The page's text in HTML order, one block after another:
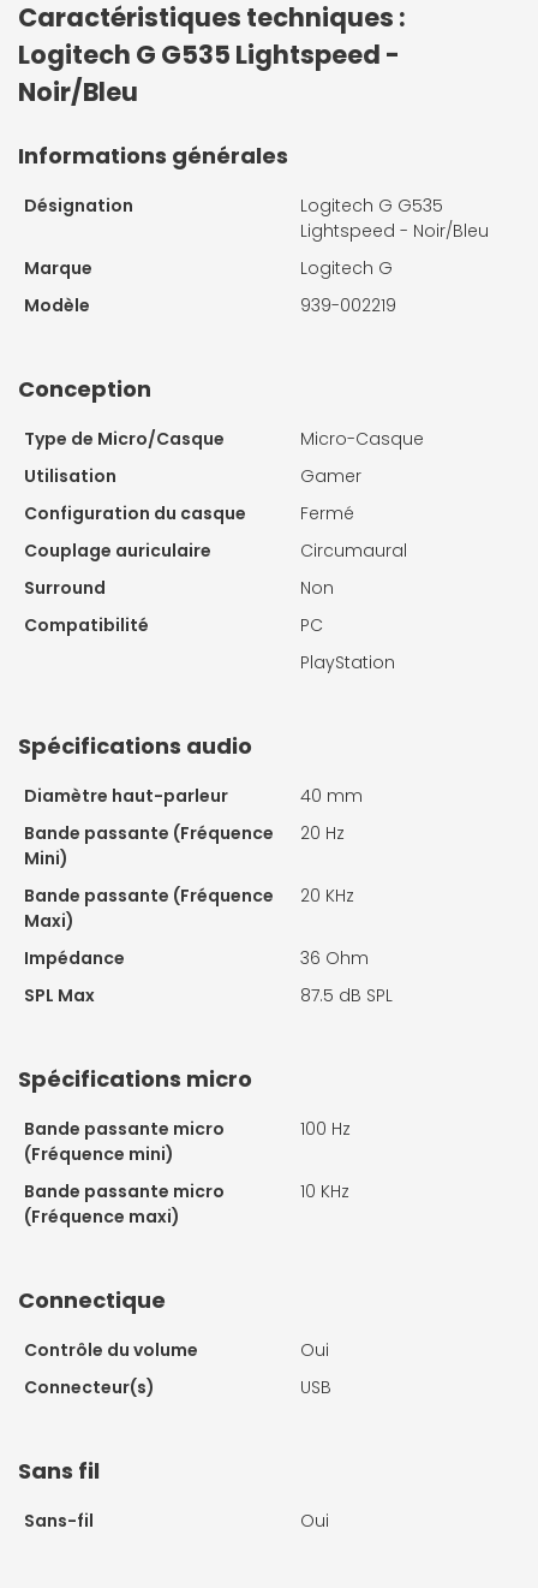
Caractéristiques techniques :
Logitech G G535 Lightspeed -
Noir/Bleu
Informations générales
Désignation
Logitech G G535
Lightspeed - Noir/Bleu
Marque
Logitech G
Modèle
939-002219
Conception
Type de Micro/Casque
Micro-Casque
Utilisation
Gamer
Configuration du casque
Fermé
Couplage auriculaire
Circumaural
Surround
Non
Compatibilité
PC
PlayStation
Spécifications audio
Diamètre haut-parleur
40 mm
Bande passante (Fréquence
Mini)
20 Hz
Bande passante (Fréquence
Maxi)
20 KHz
Impédance
36 Ohm
SPL Max
87.5 dB SPL
Spécifications micro
Bande passante micro
(Fréquence mini)
100 Hz
Bande passante micro
(Fréquence maxi)
10 KHz
Connectique
Contrôle du volume
Oui
Connecteur(s)
USB
Sans fil
Sans-fil Oui